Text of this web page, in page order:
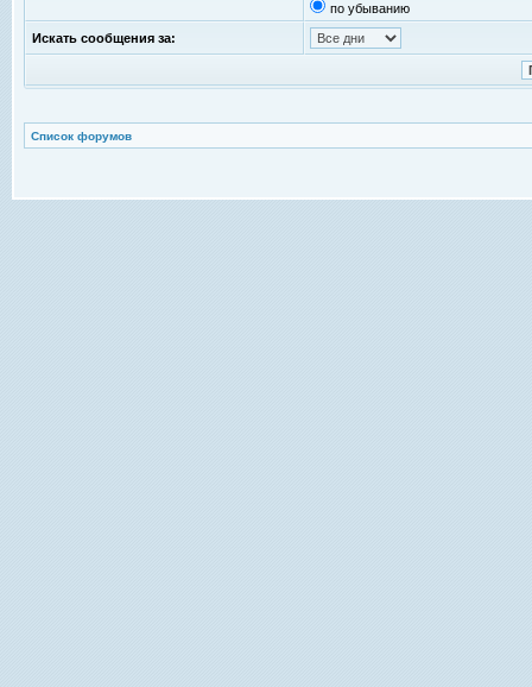
по убыванию
Искать сообщения за:
Список форумов